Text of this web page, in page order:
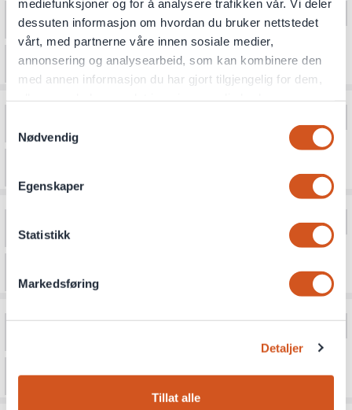
mediefunksjoner og for å analysere trafikken vår. Vi deler
dessuten informasjon om hvordan du bruker nettstedet
vårt, med partnerne våre innen sosiale medier,
annonsering og analysearbeid, som kan kombinere den
med annen informasjon du har gjort tilgjengelig for dem,
Nødvendig
Egenskaper
Statistikk
Markedsføring
Detaljer
Tillat alle